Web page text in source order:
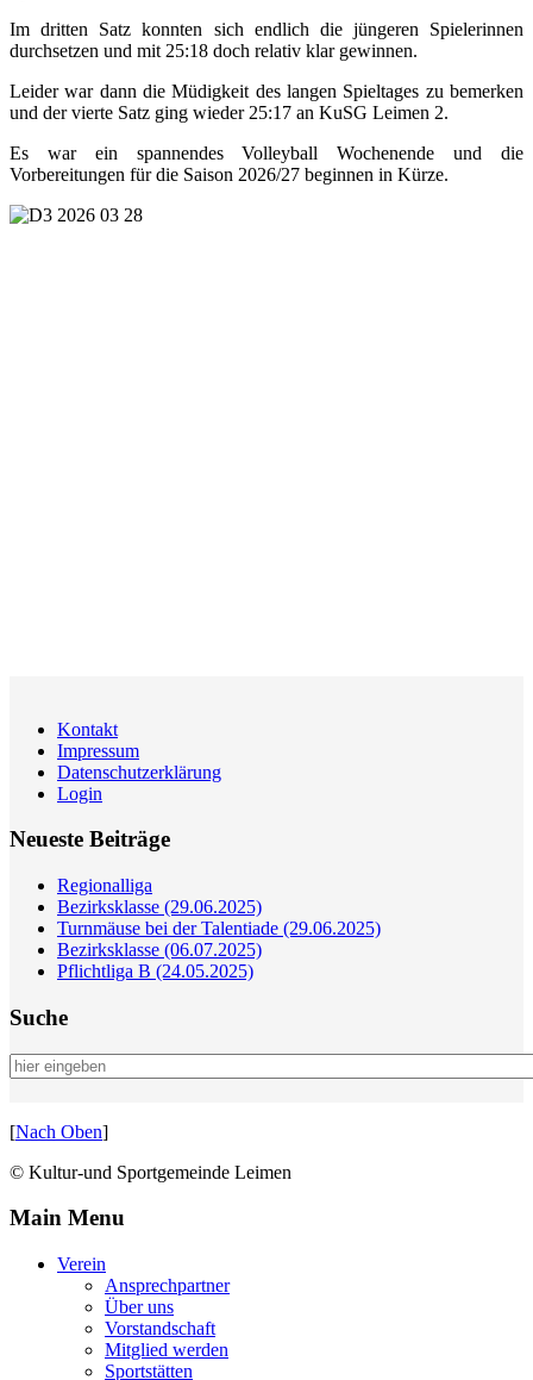
Im dritten Satz konnten sich endlich die jüngeren Spielerinnen
durchsetzen und mit 25:18 doch relativ klar gewinnen.
Leider war dann die Müdigkeit des langen Spieltages zu bemerken
und der vierte Satz ging wieder 25:17 an KuSG Leimen 2.
Es war ein spannendes Volleyball Wochenende und die
Vorbereitungen für die Saison 2026/27 beginnen in Kürze.
Kontakt
Impressum
Datenschutzerklärung
Login
Neueste Beiträge
Regionalliga
Bezirksklasse (29.06.2025)
Turnmäuse bei der Talentiade (29.06.2025)
Bezirksklasse (06.07.2025)
Pflichtliga B (24.05.2025)
Suche
[Nach Oben]
© Kultur-und Sportgemeinde Leimen
Main Menu
Verein
Ansprechpartner
Über uns
Vorstandschaft
Mitglied werden
Sportstätten